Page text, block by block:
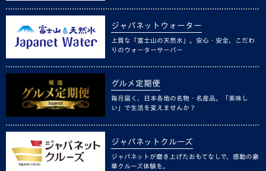
ジャパネットウォーター
上質な「富士山の天然水」。安心・安全、こだわ
りのウォーターサーバー
グルメ定期便
毎月届く、日本各地の名物・名産品。「美味し
い」で生活を変えませんか？
ジャパネットクルーズ
ジャパネットが磨き上げたおもてなしで、感動の豪
華クルーズ体験を。